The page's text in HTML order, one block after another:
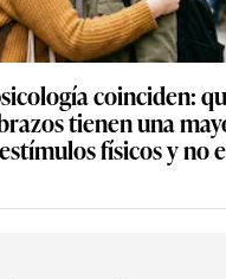
coinciden:
tienen una
físicos y no